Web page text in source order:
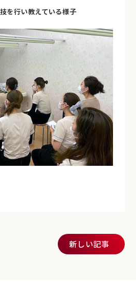
を行い教えている様子
新しい記事